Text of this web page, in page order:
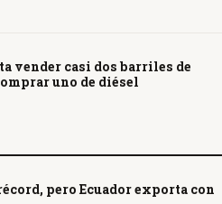
vender casi dos barriles de
uno de diésel
pero Ecuador exporta con